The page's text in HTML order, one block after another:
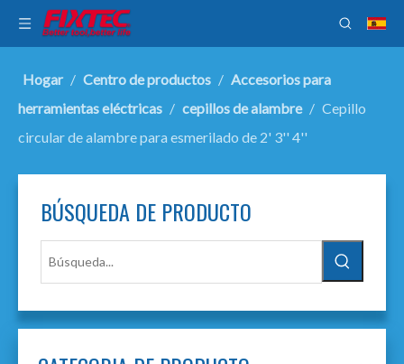
Hogar / Centro de productos / Accesorios para
herramientas eléctricas / cepillos de alambre / Cepillo
circular de alambre para esmerilado de 2' 3'' 4''
BÚSQUEDA DE PRODUCTO